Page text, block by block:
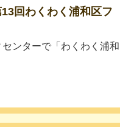
回わくわく浦和区フ
ンターで「わくわく浦和